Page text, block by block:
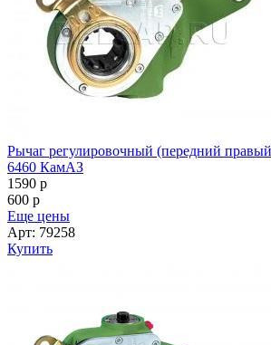
Рычаг регулировочный (передний
6460 КамАЗ
1590 p
600 p
Еще цены
Арт: 79258
Купить